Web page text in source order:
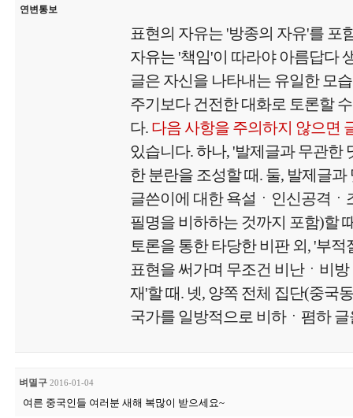
연변통보
표현의 자유는 '방종의 자유'를 포
자유는 '책임'이 따라야 아름답다
글은 자신을 나타내는 유일한 모
주기보다 건전한 대화로 토론할
다. 다음 사항을 주의하지 않으면
있습니다. 하나, '발제글과 무관한
한 분란을 조성할 때. 둘, 발제글
글쓴이에 대한 욕설ㆍ인신공격ㆍ
필명을 비하하는 것까지 포함)할
토론을 통한 타당한 비판 외, '부
표현을 써가며 무조건 비난ㆍ비
재'할 때. 넷, 양쪽 전체 집단(중국
국가를 일방적으로 비하ㆍ폄하 글
벼멸구 2016-01-04
여른 중국인들 여러분 새해 복많이 받으세요~